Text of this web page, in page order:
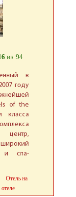
из 94
в
году
of the
класса
центр,
и спа-
Отель на